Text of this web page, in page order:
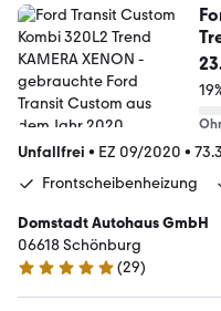
Unfallfrei • EZ 09/2020 •
Frontscheibenheizung
Domstadt Autohaus GmbH
06618 Schönburg
5 Sterne
(29)